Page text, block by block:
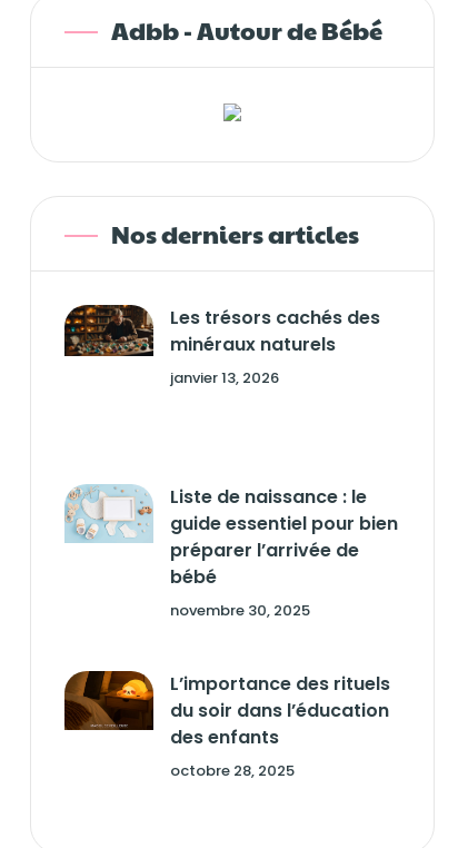
Adbb - Autour de Bébé
Nos derniers articles
Les trésors cachés des
minéraux naturels
janvier 13, 2026
Liste de naissance : le
guide essentiel pour bien
préparer l’arrivée de
bébé
novembre 30, 2025
L’importance des rituels
du soir dans l’éducation
des enfants
octobre 28, 2025